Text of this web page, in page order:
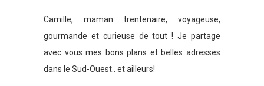
Camille, maman trentenaire, voyageuse,
gourmande et curieuse de tout ! Je partage
avec vous mes bons plans et belles adresses
dans le Sud-Ouest.. et ailleurs!